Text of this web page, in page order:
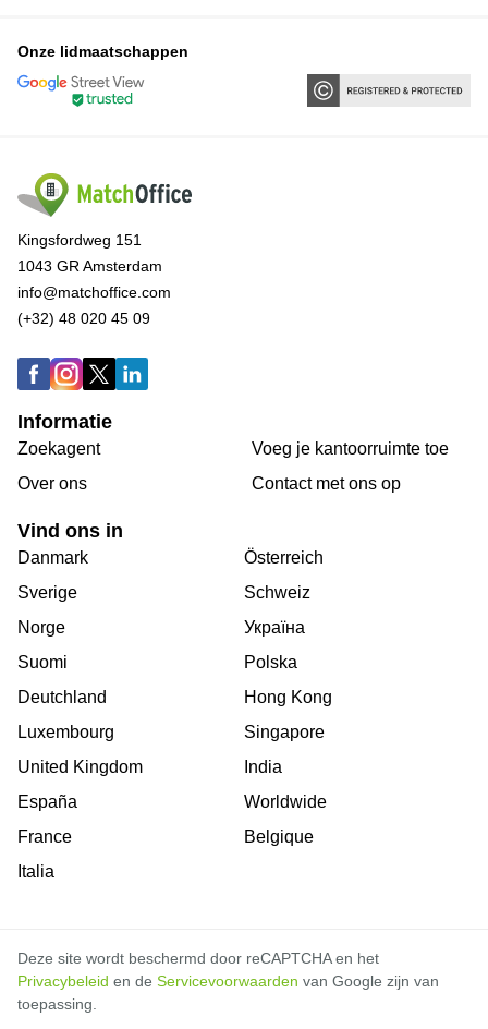
Onze lidmaatschappen
Kingsfordweg 151
1043 GR Amsterdam
info@matchoffice.com
(+32) 48 020 45 09
Informatie
Zoekagent
Over ons
Voeg je kantoorruimte toe
Сontact met ons op
Vind ons in
Danmark
Sverige
Norge
Suomi
Deutchland
Luxembourg
United Kingdom
España
France
Italia
Österreich
Schweiz
Україна
Polska
Hong Kong
Singapore
India
Worldwide
Belgique
Deze site wordt beschermd door reCAPTCHA en het
Privacybeleid en de Servicevoorwaarden van Google zijn van
toepassing.